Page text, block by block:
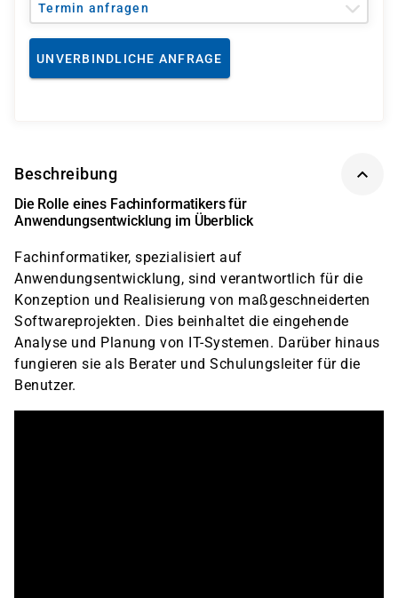
Termin anfragen
UNVERBINDLICHE ANFRAGE
Beschreibung
Die Rolle eines Fachinformatikers für
Anwendungsentwicklung im Überblick
Fachinformatiker, spezialisiert auf
Anwendungsentwicklung, sind verantwortlich für die
Konzeption und Realisierung von maßgeschneiderten
Softwareprojekten. Dies beinhaltet die eingehende
Analyse und Planung von IT-Systemen. Darüber hinaus
fungieren sie als Berater und Schulungsleiter für die
Benutzer.